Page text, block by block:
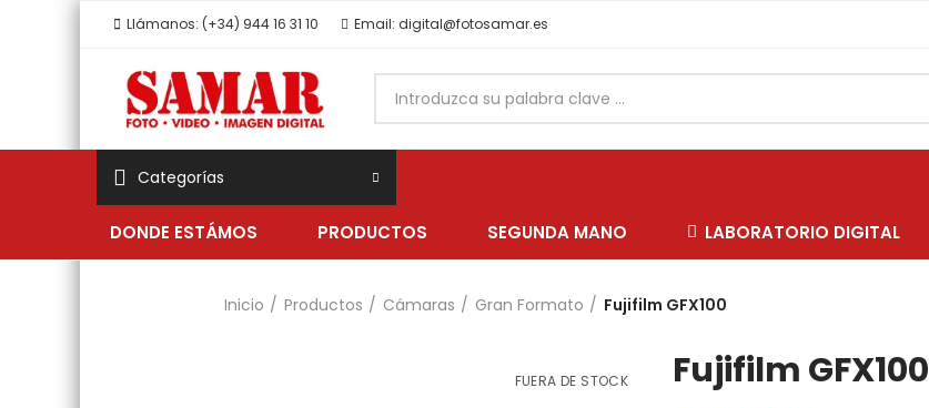
Llámanos: (+34) 944 16 31 10 Email: digital@fotosamar.es
Categorías
DONDE ESTÁMOS PRODUCTOS SEGUNDA MANO LABORATORIO DIGITAL
Inicio Productos Cámaras Gran Formato Fujifilm GFX100
FUERA DE STOCK Fujifilm GFX100